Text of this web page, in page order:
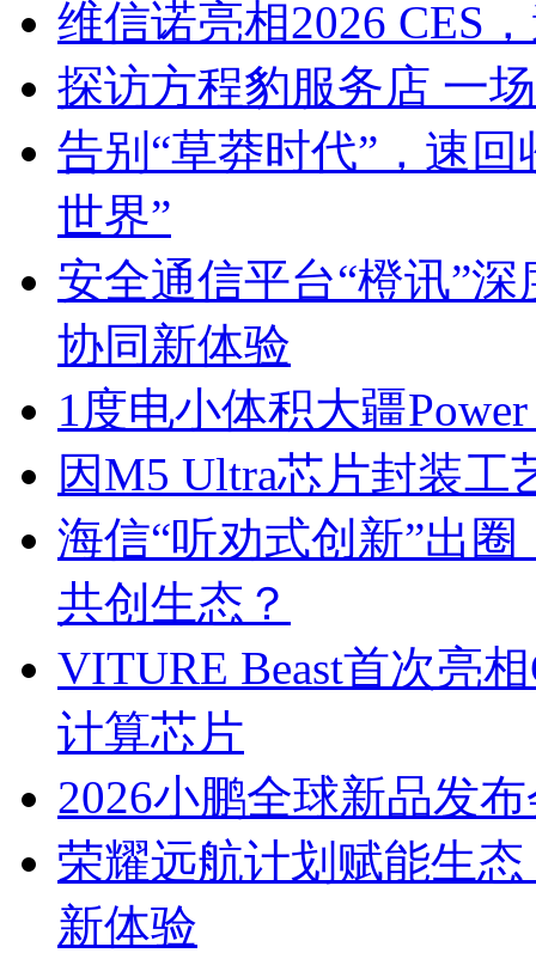
维信诺亮相2026 CES
探访方程豹服务店 一
告别“草莽时代”，速
世界”
安全通信平台“橙讯”
协同新体验
1度电小体积大疆
因M5 Ultra芯片封装
海信“听劝式创新”出
共创生态？
VITURE Beast首次亮
计算芯片
2026小鹏全球新品发
荣耀远航计划赋能生
新体验